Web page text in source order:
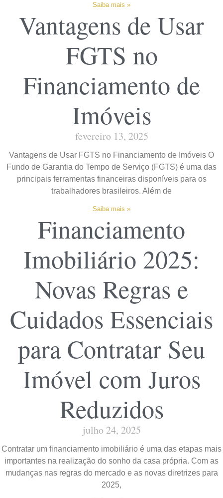
Saiba mais »
Vantagens de Usar
FGTS no
Financiamento de
Imóveis
fevereiro 13, 2025
Vantagens de Usar FGTS no Financiamento de Imóveis O
Fundo de Garantia do Tempo de Serviço (FGTS) é uma das
principais ferramentas financeiras disponíveis para os
trabalhadores brasileiros. Além de
Saiba mais »
Financiamento
Imobiliário 2025:
Novas Regras e
Cuidados Essenciais
para Contratar Seu
Imóvel com Juros
Reduzidos
julho 24, 2025
Contratar um financiamento imobiliário é uma das etapas mais
importantes na realização do sonho da casa própria. Com as
mudanças nas regras do mercado e as novas diretrizes para
2025,